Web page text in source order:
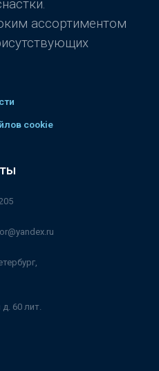
ассортиментом
cookie
д. 60 лит.